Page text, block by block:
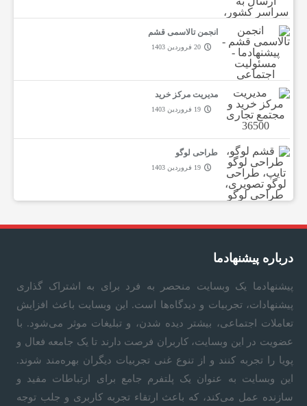
انجمن تالاسمی قشم
20 فروردین 1403
مدیریت مرکز خرید
19 فروردین 1403
طراحی لوگو
19 فروردین 1403
درباره پیشنهادما
پیشنهادما یک وبسایت منحصر به فرد برای به اشتراک گذاری
پیشنهادات، تجربیات و دیدگاه‌ها است. این وبسایت باعث افزایش
تعاملات اجتماعی، بیشتر دیده شدن، و تبلیغات موثر می‌شود. با
عضویت در این وبسایت، کاربران فرصت دارند تا یک جامعه فعال و
پویا را تجربه کنند و از تنوع غنی تجربیات دیگران بهره‌مند شوند.
این وبسایت به عنوان یک پلتفرم جامع برای ارتباطات مفید و
سازنده عمل می‌کند، که باعث ارتقاء تجربه کاربری و جلب توجه